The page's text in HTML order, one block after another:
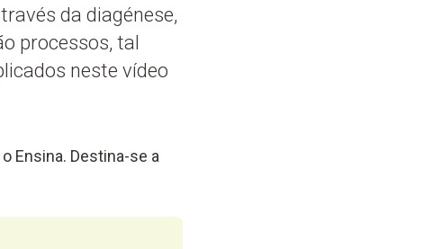
da diagénese,
processos, tal
neste vídeo
Ensina. Destina-se a